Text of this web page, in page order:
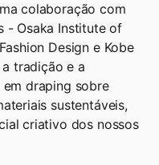
colaboração com
- Osaka Institute of
Design e Kobe
tradição e a
draping sobre
sustentáveis,
criativo dos nossos